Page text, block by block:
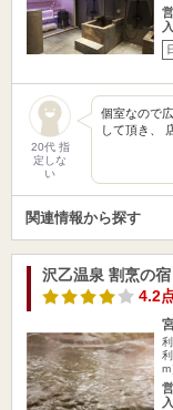
20代 指
定しな
い
個室なので
して頂き、
関連情報から探す
沢乙温泉 割烹の宿
4.2
m